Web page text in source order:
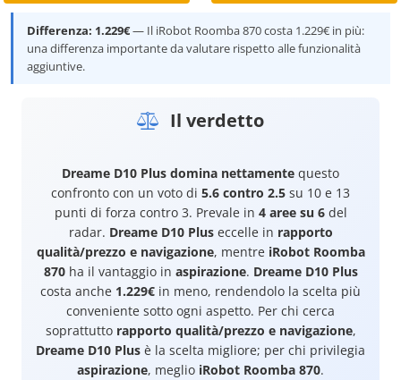
Differenza: 1.229€— Il iRobot Roomba 870 costa 1.229€ in più:
una differenza importante da valutare rispetto alle funzionalità
aggiuntive.
Il verdetto
Dreame D10 Plus domina nettamente questo
confronto con un voto di 5.6 contro 2.5 su 10 e 13
punti di forza contro 3. Prevale in 4 aree su 6del
radar. Dreame D10 Pluseccelle in rapporto
qualità/prezzo e navigazione, mentre iRobot Roomba
870ha il vantaggio in aspirazione. Dreame D10 Plus
costa anche 1.229€ in meno, rendendolo la scelta più
conveniente sotto ogni aspetto. Per chi cerca
soprattutto rapporto qualità/prezzo e navigazione,
Dreame D10 Plus è la scelta migliore; per chi privilegia
aspirazione, meglio iRobot Roomba 870.